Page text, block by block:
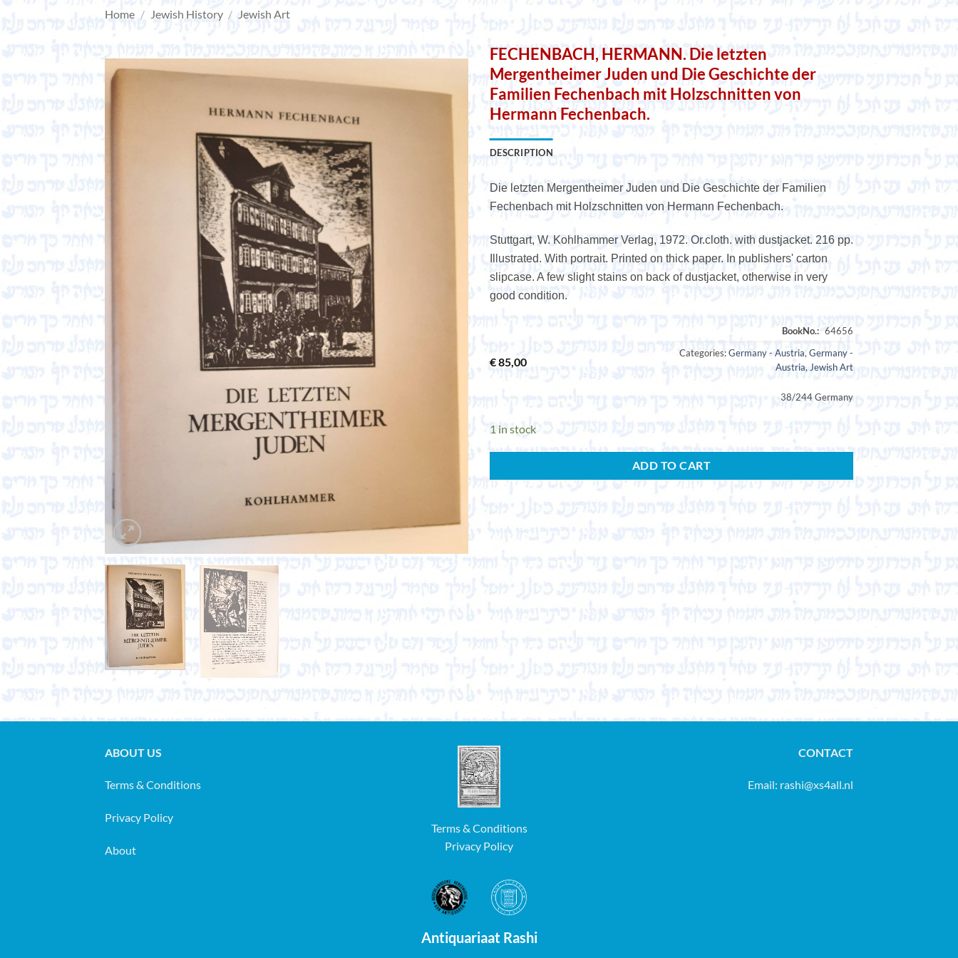
Home / Jewish History / Jewish Art
FECHENBACH, HERMANN. Die letzten
Mergentheimer Juden und Die Geschichte der
Familien Fechenbach mit Holzschnitten von
Hermann Fechenbach.
DESCRIPTION
Die letzten Mergentheimer Juden und Die Geschichte der Familien
Fechenbach mit Holzschnitten von Hermann Fechenbach.
Stuttgart, W. Kohlhammer Verlag, 1972. Or.cloth. with dustjacket. 216 pp.
Illustrated. With portrait. Printed on thick paper. In publishers' carton
slipcase. A few slight stains on back of dustjacket, otherwise in very
good condition.
€85,00
Categories:Germany - Austria, Germany -
Austria,Jewish Art
38/244 Germany
1 in stock
ADD TO CART
ABOUT US
Terms & Conditions
Privacy Policy
About
Terms & Conditions
Privacy Policy
Antiquariaat Rashi
CONTACT
Email: rashi@xs4all.nl